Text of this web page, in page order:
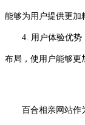
能够为用户提供更加
4. 用户体验优势：
布局，使用户能够更
百合相亲网站作为